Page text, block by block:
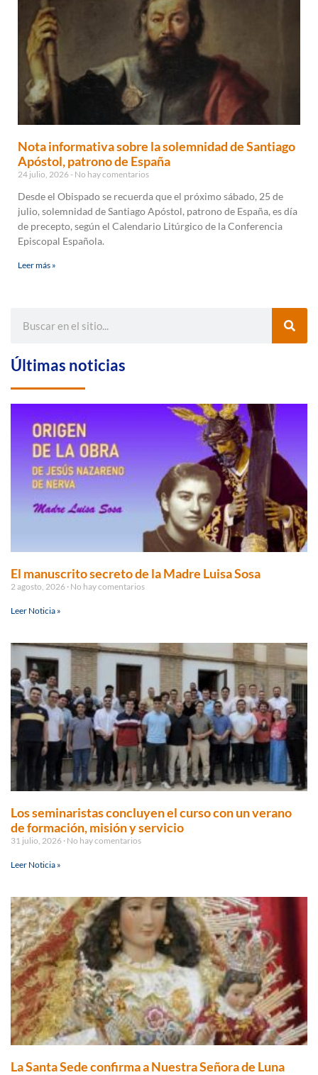
Nota informativa sobre la solemnidad de Santiago
Apóstol, patrono de España
24 julio, 2026 No hay comentarios
Desde el Obispado se recuerda que el próximo sábado, 25 de
julio, solemnidad de Santiago Apóstol, patrono de España, es día
de precepto, según el Calendario Litúrgico de la Conferencia
Episcopal Española.
Leer más »
Últimas noticias
El manuscrito secreto de la Madre Luisa Sosa
2 agosto, 2026 No hay comentarios
Leer Noticia »
Los seminaristas concluyen el curso con un verano
de formación, misión y servicio
31 julio, 2026 No hay comentarios
Leer Noticia »
La Santa Sede confirma a Nuestra Señora de Luna